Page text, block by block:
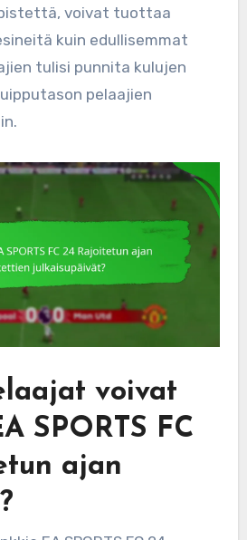
voivat tuottaa
kuin edullisemmat
tulisi punnita kulujen
pelaajien
voivat
SPORTS FC
ajan